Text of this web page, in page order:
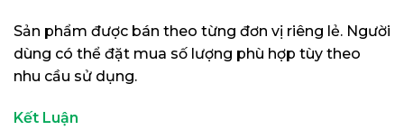
Sản phẩm được bán theo từng đơn vị riêng lẻ. Người
dùng có thể đặt mua số lượng phù hợp tùy theo
nhu cầu sử dụng.
Kết Luận